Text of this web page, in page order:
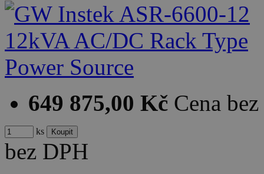
649 875,00 Kč Cena
ks
bez DPH